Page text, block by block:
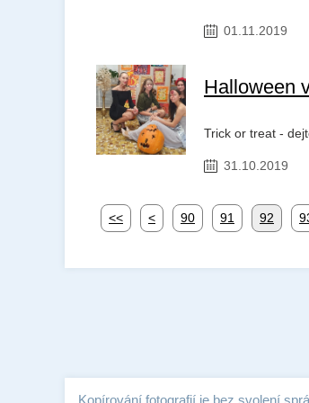
01.11.2019
Halloween
Trick or treat -
31.10.2019
<< < 90 91 92
Kopírování fotografií je bez svolení